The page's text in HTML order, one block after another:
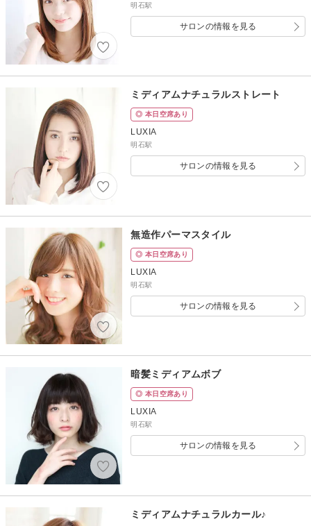
明石駅
サロンの情報を見る
ミディアムナチュラルストレート
◎ 本日空席あり
LUXIA
明石駅
サロンの情報を見る
無造作パーマスタイル
◎ 本日空席あり
LUXIA
明石駅
サロンの情報を見る
暗髪ミディアムボブ
◎ 本日空席あり
LUXIA
明石駅
サロンの情報を見る
ミディアムナチュラルカール♪